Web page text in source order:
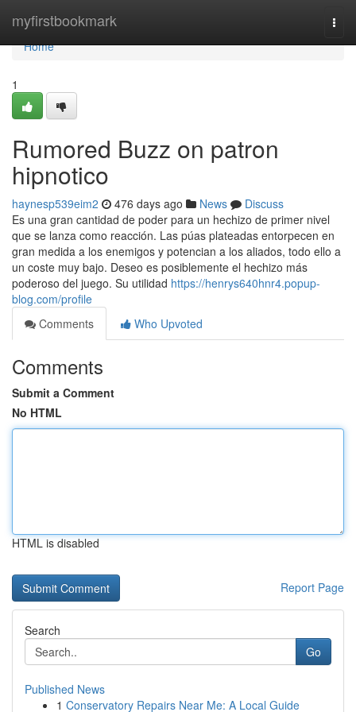
myfirstbookmark
Home
Home
1
Rumored Buzz on patron
hipnotico
haynesp539eim2 476 days ago News
Discuss
Es una gran cantidad de poder para un hechizo de primer nivel
que se lanza como reacción. Las púas plateadas entorpecen en
gran medida a los enemigos y potencian a los aliados, todo ello a
un coste muy bajo. Deseo es posiblemente el hechizo más
poderoso del juego. Su utilidad https://henrys640hnr4.popup-
blog.com/profile
Comments
Who Upvoted
Comments
Submit a Comment
No HTML
HTML is disabled
Report Page
Search
Go
Published News
1 Conservatory Repairs Near Me: A Local Guide